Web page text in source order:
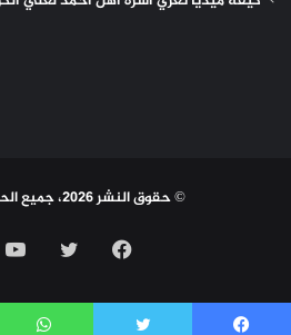
© حقوق النشر 2026، جميع الحقوق محفوظة |
فيسبوك تويتر